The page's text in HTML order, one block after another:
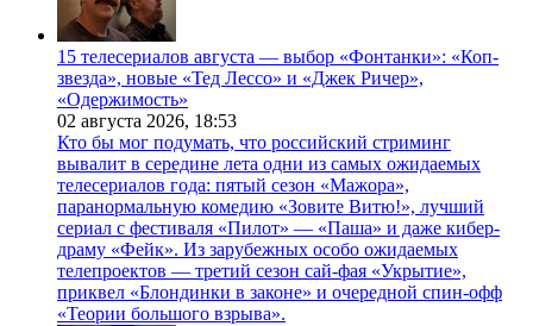
15 телесериалов августа — выбор «Фонтанки»: «Коп-
звезда», новые «Тед Лессо» и «Джек Ричер»,
«Одержимость»
02 августа 2026, 18:53
Кто бы мог подумать, что российский стриминг
вывалит в середине лета одни из самых ожидаемых
телесериалов года: пятый сезон «Мажора»,
паранормальную комедию «Зовите Витю!», лучший
сериал с фестиваля «Пилот» — «Паша» и даже кибер-
драму «Фейк». Из зарубежных особо ожидаемых
телепроектов — третий сезон сай-фая «Укрытие»,
приквел «Блондинки в законе» и очередной спин-офф
«Теории большого взрыва».